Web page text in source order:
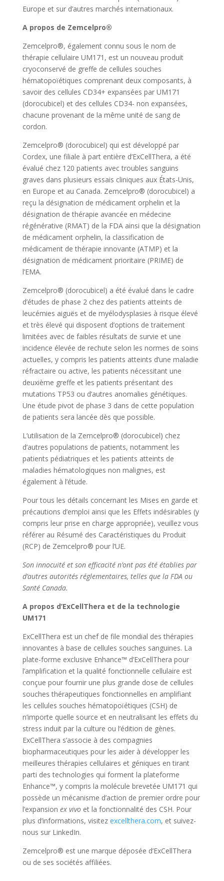
Europe et sur d’autres marchés internationaux.
A propos de Zemcelpro®
Zemcelpro®, également connu sous le nom de
thérapie cellulaire UM171, est un nouveau produit
cryoconservé de greffe de cellules souches
hématopoïétiques comprenant deux composants, à
savoir des cellules CD34+ expansées par UM171
(dorocubicel) et des cellules CD34- non expansées,
chacune provenant de la même unité de sang de
cordon.
Zemcelpro® (dorocubicel) qui est développé par
Cordex, une filiale à part entière d’ExCellThera, a été
évalué chez 120 patients avec troubles sanguins
graves dans plusieurs essais cliniques aux États-Unis,
en Europe et au Canada. Zemcelpro® (dorocubicel) a
reçu la désignation de médicament orphelin et la
désignation de thérapie avancée en médecine
régénérative (RMAT) de la FDA ainsi que la désignation
de médicament orphelin, la classification de
médicament de thérapie innovante (ATMP) et la
désignation de médicament prioritaire (PRIME) de
l’EMA.
Zemcelpro® (dorocubicel) a été évalué dans le cadre
d’études de phase 2 chez des patients atteints de
leucémies aiguës et de myélodysplasies à risque élevé
et très élevé qui disposent d’options de traitement
limitées avec de faibles résultats de survie et une
incidence élevée de rechute selon les normes de soins
actuelles, y compris les patients atteints d’une maladie
réfractaire ou active, les patients nécessitant une
deuxième greffe et les patients présentant des
mutations TP53 ou d’autres anomalies génétiques.
Une étude pivot de phase 3 dans de cette population
de patients sera lancée dès que possible.
L’utilisation de la Zemcelpro® (dorocubicel) chez
d’autres populations de patients, notamment les
patients pédiatriques et les patients atteints de
maladies hématologiques non malignes, est
également à l’étude.
Pour tous les détails concernant les Mises en garde et
précautions d’emploi ainsi que les Effets indésirables (y
compris leur prise en charge appropriée), veuillez vous
référer au Résumé des Caractéristiques du Produit
(RCP) de Zemcelpro® pour l’UE.
Son innocuité et son efficacité n’ont pas été établies par
d’autres autorités réglementaires, telles que la FDA ou
Santé Canada.
A propos d’ExCellThera et de la technologie
UM171
ExCellThera est un chef de file mondial des thérapies
innovantes à base de cellules souches sanguines. La
plate-forme exclusive Enhance™ d’ExCellThera pour
l’amplification et la qualité fonctionnelle cellulaire est
conçue pour fournir une plus grande dose de cellules
souches thérapeutiques fonctionnelles en amplifiant
les cellules souches hématopoïétiques (CSH) de
n’importe quelle source et en neutralisant les effets du
stress induit par la culture ou l’édition de gènes.
ExCellThera s’associe à des compagnies
biopharmaceutiques pour les aider à développer les
meilleures thérapies cellulaires et géniques en tirant
parti des technologies qui forment la plateforme
Enhance™, y compris la molécule brevetée UM171 qui
possède un mécanisme d’action de premier ordre pour
l’expansion ex vivoet la fonctionnalité des CSH. Pour
plus d’informations, visitez excellthera.com, et suivez-
nous sur LinkedIn.
Zemcelpro® est une marque déposée d’ExCellThera
ou de ses sociétés affiliées.